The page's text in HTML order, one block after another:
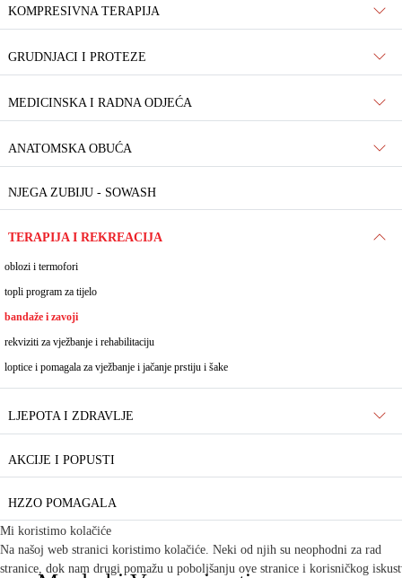
KOMPRESIVNA TERAPIJA
GRUDNJACI I PROTEZE
MEDICINSKA I RADNA ODJEĆA
ANATOMSKA OBUĆA
NJEGA ZUBIJU - SOWASH
TERAPIJA I REKREACIJA
oblozi i termofori
topli program za tijelo
bandaže i zavoji
rekviziti za vježbanje i rehabilitaciju
loptice i pomagala za vježbanje i jačanje prstiju i šake
LJEPOTA I ZDRAVLJE
AKCIJE I POPUSTI
HZZO POMAGALA
Mi koristimo kolačiće
Na našoj web stranici koristimo kolačiće. Neki od njih su neophodni za rad
stranice, dok nam drugi pomažu u poboljšanju ove stranice i korisničkog